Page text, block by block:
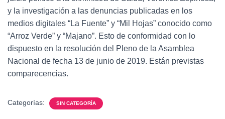
y la investigación a las denuncias publicadas en los
medios digitales “La Fuente” y “Mil Hojas” conocido como
“Arroz Verde” y “Majano”. Esto de conformidad con lo
dispuesto en la resolución del Pleno de la Asamblea
Nacional de fecha 13 de junio de 2019. Están previstas
comparecencias.
Categorías: SIN CATEGORÍA